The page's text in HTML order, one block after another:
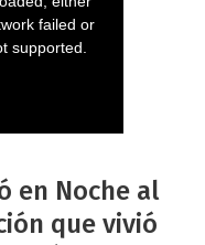
en Noche al
que vivió